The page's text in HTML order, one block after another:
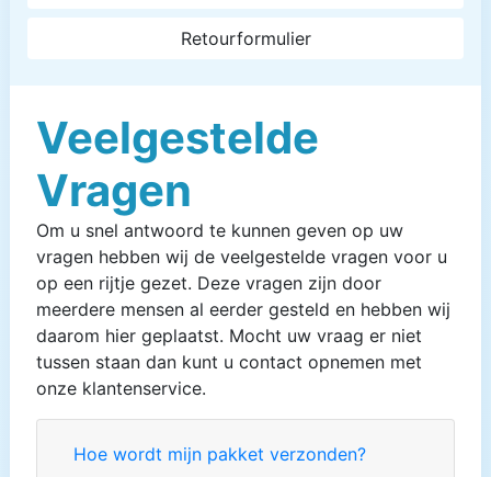
Retourformulier
Veelgestelde
Vragen
Om u snel antwoord te kunnen geven op uw
vragen hebben wij de veelgestelde vragen voor u
op een rijtje gezet. Deze vragen zijn door
meerdere mensen al eerder gesteld en hebben wij
daarom hier geplaatst. Mocht uw vraag er niet
tussen staan dan kunt u contact opnemen met
onze klantenservice.
Hoe wordt mijn pakket verzonden?